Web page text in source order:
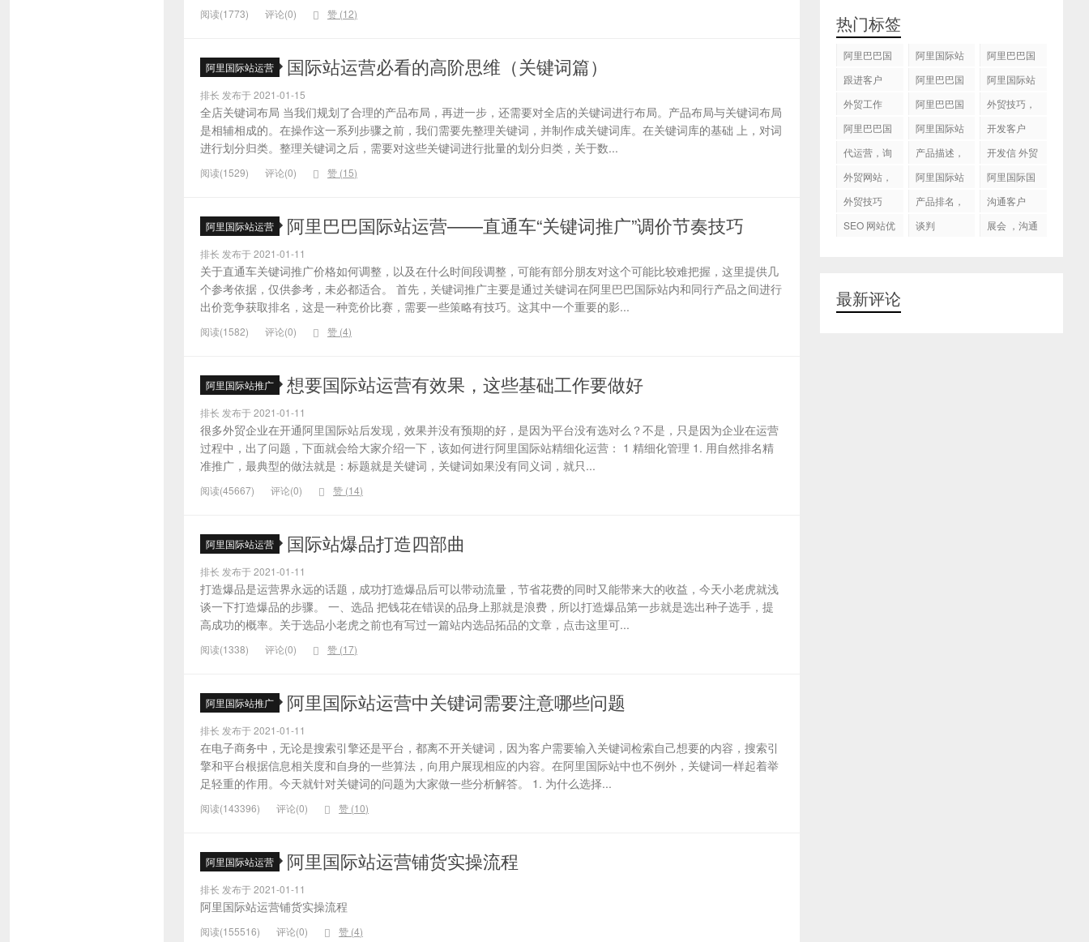
阅读(1773) 评论(0) 赞 (12)
阿里国际站运营 国际站运营必看的高阶思维（关键词篇）
排长 发布于 2021-01-15
全店关键词布局 当我们规划了合理的产品布局，再进一步，还需要对全店的关键词进行布局。产品布局与关键词布局
是相辅相成的。在操作这一系列步骤之前，我们需要先整理关键词，并制作成关键词库。在关键词库的基础 上，对词
进行划分归类。整理关键词之后，需要对这些关键词进行批量的划分归类，关于数...
阅读(1529) 评论(0) 赞 (15)
阿里国际站运营 阿里巴巴国际站运营——直通车“关键词推广”调价节奏技巧
排长 发布于 2021-01-11
关于直通车关键词推广价格如何调整，以及在什么时间段调整，可能有部分朋友对这个可能比较难把握，这里提供几
个参考依据，仅供参考，未必都适合。 首先，关键词推广主要是通过关键词在阿里巴巴国际站内和同行产品之间进行
出价竞争获取排名，这是一种竞价比赛，需要一些策略有技巧。这其中一个重要的影...
阅读(1582) 评论(0) 赞 (4)
阿里国际站推广 想要国际站运营有效果，这些基础工作要做好
排长 发布于 2021-01-11
很多外贸企业在开通阿里国际站后发现，效果并没有预期的好，是因为平台没有选对么？不是，只是因为企业在运营
过程中，出了问题，下面就会给大家介绍一下，该如何进行阿里国际站精细化运营： 1 精细化管理 1. 用自然排名精
准推广，最典型的做法就是：标题就是关键词，关键词如果没有同义词，就只...
阅读(45667) 评论(0) 赞 (14)
阿里国际站运营 国际站爆品打造四部曲
排长 发布于 2021-01-11
打造爆品是运营界永远的话题，成功打造爆品后可以带动流量，节省花费的同时又能带来大的收益，今天小老虎就浅
谈一下打造爆品的步骤。 一、选品 把钱花在错误的品身上那就是浪费，所以打造爆品第一步就是选出种子选手，提
高成功的概率。关于选品小老虎之前也有写过一篇站内选品拓品的文章，点击这里可...
阅读(1338) 评论(0) 赞 (17)
阿里国际站推广 阿里国际站运营中关键词需要注意哪些问题
排长 发布于 2021-01-11
在电子商务中，无论是搜索引擎还是平台，都离不开关键词，因为客户需要输入关键词检索自己想要的内容，搜索引
擎和平台根据信息相关度和自身的一些算法，向用户展现相应的内容。在阿里国际站中也不例外，关键词一样起着举
足轻重的作用。今天就针对关键词的问题为大家做一些分析解答。 1. 为什么选择...
阅读(143396) 评论(0) 赞 (10)
阿里国际站运营 阿里国际站运营铺货实操流程
排长 发布于 2021-01-11
阿里国际站运营铺货实操流程
阅读(155516) 评论(0) 赞 (4)
热门标签
阿里巴巴国
阿里国际站
国际站托管
服务，阿里
服务
阿里巴巴国
跟进客户
阿里巴巴国
阿里国际站
外贸工作
阿里巴巴国
作
外贸技巧，
阿里巴巴国
化
阿里国际站
开发客户
代运营，询
产品描述，
开发信 外贸
外贸网站，
阿里国际站
阿里国际国
外贸技巧
产品排名，
沟通客户
SEO 网站优
谈判
展会 ，沟通
最新评论